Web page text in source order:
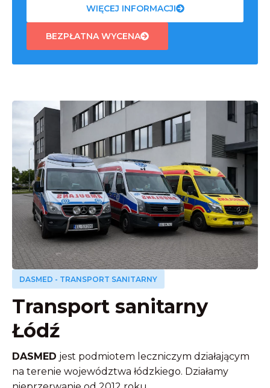
WIĘCEJ INFORMACJI
BEZPŁATNA WYCENA
DASMED - TRANSPORT SANITARNY
Transport sanitarny
Łódź
DASMED jest podmiotem leczniczym działającym
na terenie województwa łódzkiego. Działamy